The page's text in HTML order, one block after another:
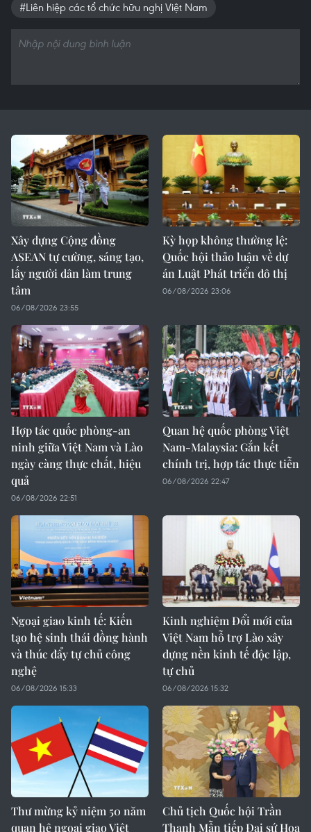
#Liên hiệp các tổ chức hữu nghị Việt Nam
Xây dựng Cộng đồng
ASEAN tự cường, sáng tạo,
lấy người dân làm trung
tâm
06/08/2026 23:55
Kỳ họp không thường lệ:
Quốc hội thảo luận về dự
án Luật Phát triển đô thị
06/08/2026 23:06
Hợp tác quốc phòng-an
ninh giữa Việt Nam và Lào
ngày càng thực chất, hiệu
quả
06/08/2026 22:51
Quan hệ quốc phòng Việt
Nam-Malaysia: Gắn kết
chính trị, hợp tác thực tiễn
06/08/2026 22:47
Ngoại giao kinh tế: Kiến
tạo hệ sinh thái đồng hành
và thúc đẩy tự chủ công
nghệ
06/08/2026 15:33
Kinh nghiệm Đổi mới của
Việt Nam hỗ trợ Lào xây
dựng nền kinh tế độc lập,
tự chủ
06/08/2026 15:32
Thư mừng kỷ niệm 50 năm
quan hệ ngoại giao Việt
Chủ tịch Quốc hội Trần
Thanh Mẫn tiếp Đại sứ Hoa